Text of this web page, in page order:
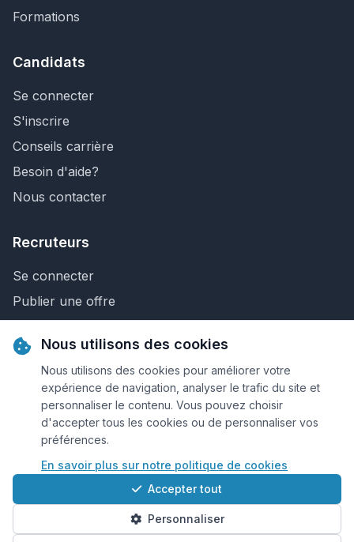
Formations
Candidats
Se connecter
S'inscrire
Conseils carrière
Besoin d'aide?
Nous contacter
Recruteurs
Se connecter
Publier une offre
Nous contacter
© 2026 Keejob.com. Tous droits réservés.
Conditions et règlement
Cookies
Qui sommes-nous?
Nous utilisons des cookies
Nous utilisons des cookies pour améliorer votre
expérience de navigation, analyser le trafic du site et
personnaliser le contenu. Vous pouvez choisir
d'accepter tous les cookies ou de personnaliser vos
préférences.
En savoir plus sur notre politique de cookies
Accepter tout
Personnaliser